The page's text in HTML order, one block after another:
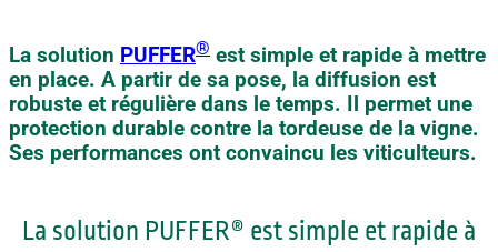
La solution PUFFER® est simple et rapide à mettre
en place. A partir de sa pose, la diffusion est
robuste et régulière dans le temps. Il permet une
protection durable contre la tordeuse de la vigne.
Ses performances ont convaincu les viticulteurs.
La solution PUFFER® est simple et rapide à